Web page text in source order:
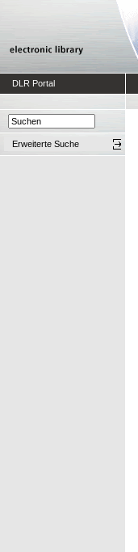
DLR Portal
Erweiterte Suche